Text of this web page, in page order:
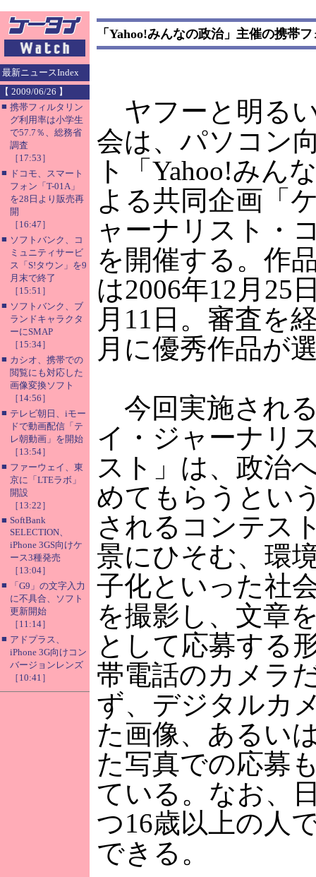
最新ニュースIndex
【 2009/06/26 】
■ 携帯フィルタリン
グ利用率は小学生
で57.7％、総務省
調査
［17:53］
■ ドコモ、スマート
フォン「T-01A」
を28日より販売再
開
［16:47］
■ ソフトバンク、コ
ミュニティサービ
ス「S!タウン」を9
月末で終了
［15:51］
■ ソフトバンク、ブ
ランドキャラクタ
ーにSMAP
［15:34］
■ カシオ、携帯での
閲覧にも対応した
画像変換ソフト
［14:56］
■ テレビ朝日、iモー
ドで動画配信「テ
レ朝動画」を開始
［13:54］
■ ファーウェイ、東
京に「LTEラボ」
開設
［13:22］
■ SoftBank
SELECTION、
iPhone 3GS向けケ
ース3種発売
［13:04］
■
「G9」の文字入力
に不具合、ソフト
更新開始
［11:14］
■ アドプラス、
iPhone 3G向けコン
バージョンレンズ
［10:41］
「Yahoo!みんなの政治」主催の携帯
ヤフーと明る
会は、パソコン
ト「Yahoo!みん
よる共同企画「
ャーナリスト・
を開催する。作
は2006年12月25
月11日。審査を
月に優秀作品が
今回実施され
イ・ジャーナリ
スト」は、政治
めてもらうとい
されるコンテス
景にひそむ、環
子化といった社
を撮影し、文章
として応募する
帯電話のカメラ
ず、デジタルカ
た画像、あるい
た写真での応募
ている。なお、
つ16歳以上の人
できる。